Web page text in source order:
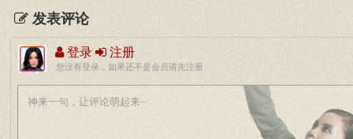
发表评论
登录 注册
您没有登录，如果还不是会员请先注册